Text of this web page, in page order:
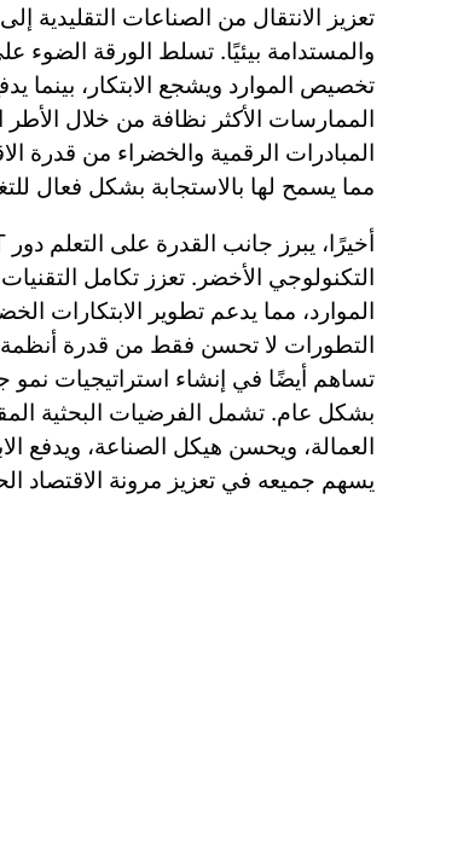
تعزيز الانتقال من الصناعات التقليدية
والمستدامة بيئيًا. تسلط الورقة
تخصيص الموارد ويشجع الابتكار، بينما
الممارسات الأكثر نظافة من خلال الأطر
المبادرات الرقمية والخضراء من قدرة
مما يسمح لها بالاستجابة بشكل فعال
التكنولوجي الأخضر. تعزز تكامل
الموارد، مما يدعم تطوير الابتكارات
التطورات لا تحسن فقط من قدرة أنظمة
تساهم أيضًا في إنشاء استراتيجيات نمو
العمالة، ويحسن هيكل الصناعة، ويدفع
يسهم جميعه في تعزيز مرونة الاقتصاد